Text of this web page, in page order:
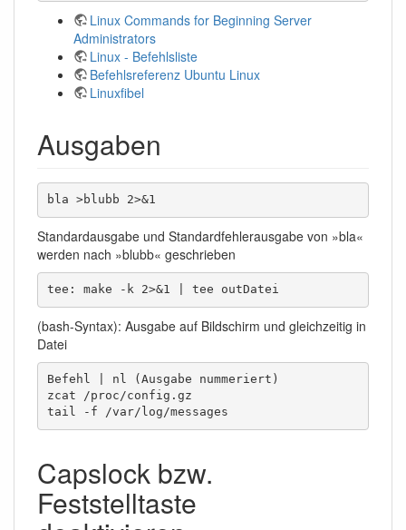
Linux Commands for Beginning Server
Administrators
Linux - Befehlsliste
Befehlsreferenz Ubuntu Linux
Linuxfibel
Ausgaben
bla >blubb 2>&1
Standardausgabe und Standardfehlerausgabe von »bla«
werden nach »blubb« geschrieben
tee: make -k 2>&1 | tee outDatei
(bash-Syntax): Ausgabe auf Bildschirm und gleichzeitig in
Datei
Befehl | nl (Ausgabe nummeriert)
zcat /proc/config.gz
tail -f /var/log/messages
Capslock bzw.
Feststelltaste